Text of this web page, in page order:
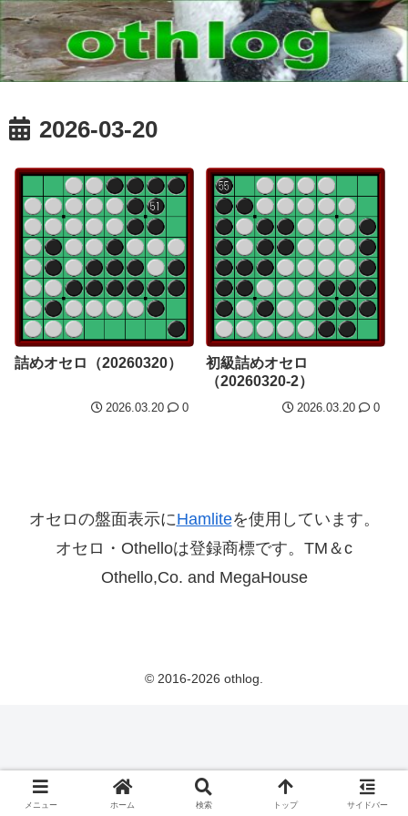
2026-03-20
詰めオセロ（20260320）
2026.03.20 0
初級詰めオセロ
（20260320-2）
2026.03.20 0
オセロの盤面表示にHamliteを使用しています。
オセロ・Othelloは登録商標です。TM＆c
Othello,Co. and MegaHouse
© 2016-2026 othlog.
メニュー ホーム 検索 トップ サイドバー